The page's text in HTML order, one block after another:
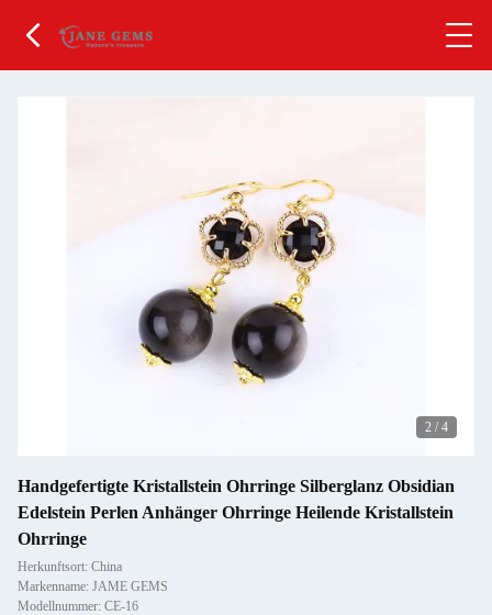
2 / 4
Handgefertigte Kristallstein Ohrringe Silberglanz Obsidian
Edelstein Perlen Anhänger Ohrringe Heilende Kristallstein
Ohrringe
Herkunftsort: China
Markenname: JAME GEMS
Modellnummer: CE-16